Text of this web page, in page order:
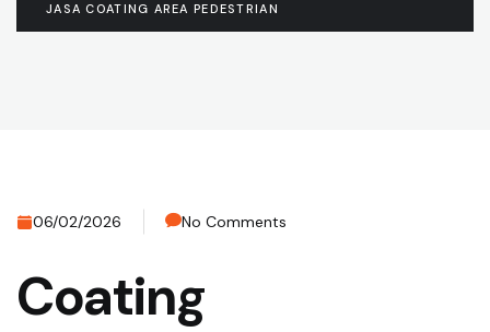
JASA COATING AREA PEDESTRIAN
06/02/2026 No Comments
Coating